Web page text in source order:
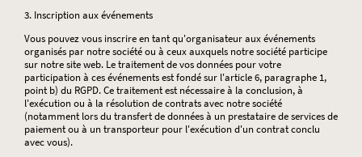
3. Inscription aux événements
Vous pouvez vous inscrire en tant qu'organisateur aux événements
organisés par notre société ou à ceux auxquels notre société participe
sur notre site web. Le traitement de vos données pour votre
participation à ces événements est fondé sur l'article 6, paragraphe 1,
point b) du RGPD. Ce traitement est nécessaire à la conclusion, à
l'exécution ou à la résolution de contrats avec notre société
(notamment lors du transfert de données à un prestataire de services de
paiement ou à un transporteur pour l'exécution d'un contrat conclu
avec vous).